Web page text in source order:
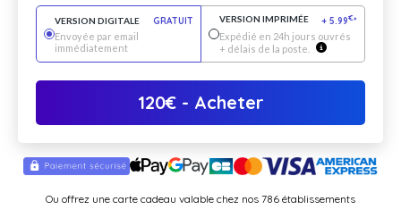
VERSION DIGITALE
GRATUIT
Envoyée par email
immédiatement
VERSION IMPRIMÉE + 5.99€*
Expédié en 24h jours ouvrés
+ délais de la poste.
120€- Acheter
Ou offrez une carte cadeau valable chez nos 786 établissements